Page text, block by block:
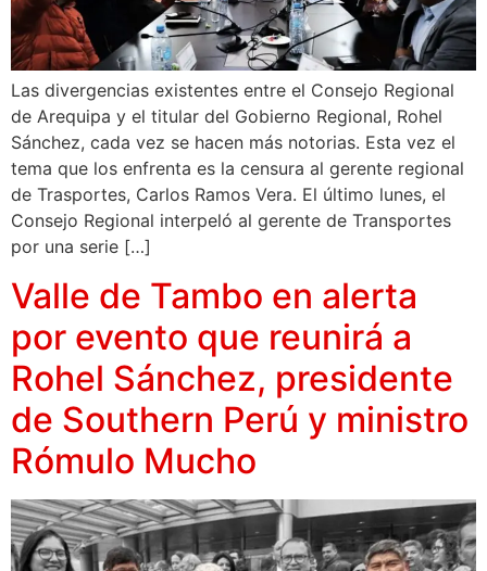
Las divergencias existentes entre el Consejo Regional
de Arequipa y el titular del Gobierno Regional, Rohel
Sánchez, cada vez se hacen más notorias. Esta vez el
tema que los enfrenta es la censura al gerente regional
de Trasportes, Carlos Ramos Vera. El último lunes, el
Consejo Regional interpeló al gerente de Transportes
por una serie […]
Valle de Tambo en alerta
por evento que reunirá a
Rohel Sánchez, presidente
de Southern Perú y ministro
Rómulo Mucho